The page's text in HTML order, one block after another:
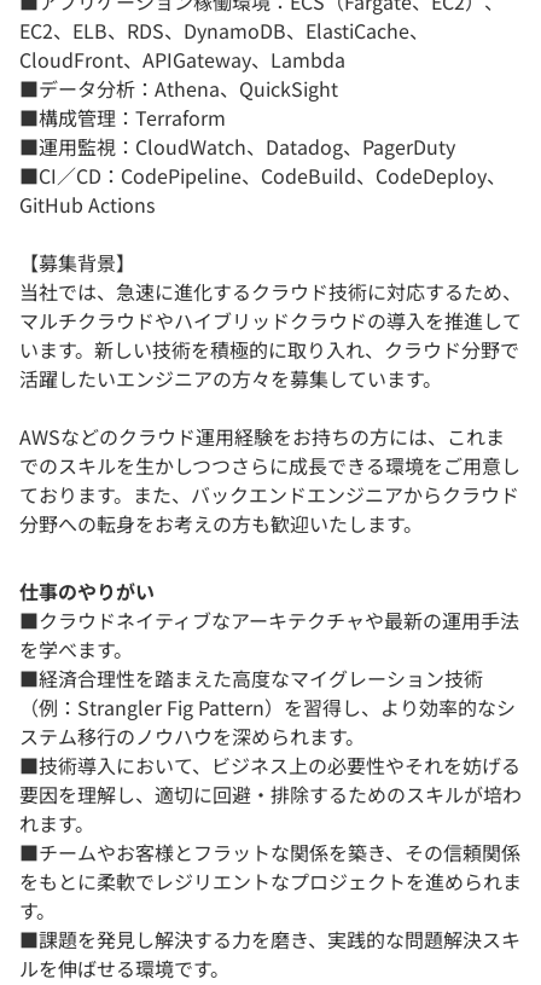
EC2、ELB、RDS、DynamoDB、ElastiCache、
CloudFront、APIGateway、Lambda
■データ分析：Athena、QuickSight
■構成管理：Terraform
■運用監視：CloudWatch、Datadog、PagerDuty
■CI／CD：CodePipeline、CodeBuild、CodeDeploy、
GitHub Actions
【募集背景】
当社では、急速に進化するクラウド技術に対応するため、
マルチクラウドやハイブリッドクラウドの導入を推進して
います。新しい技術を積極的に取り入れ、クラウド分野で
活躍したいエンジニアの方々を募集しています。
AWSなどのクラウド運用経験をお持ちの方には、これま
でのスキルを生かしつつさらに成長できる環境をご用意し
ております。また、バックエンドエンジニアからクラウド
分野への転身をお考えの方も歓迎いたします。
仕事のやりがい
■クラウドネイティブなアーキテクチャや最新の運用手法
を学べます。
■経済合理性を踏まえた高度なマイグレーション技術
（例：Strangler Fig Pattern）を習得し、より効率的なシ
ステム移行のノウハウを深められます。
■技術導入において、ビジネス上の必要性やそれを妨げる
要因を理解し、適切に回避・排除するためのスキルが培わ
れます。
■チームやお客様とフラットな関係を築き、その信頼関係
をもとに柔軟でレジリエントなプロジェクトを進められま
す。
■課題を発見し解決する力を磨き、実践的な問題解決スキ
ルを伸ばせる環境です。